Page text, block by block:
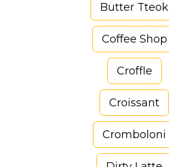
Butter Tteok
Coffee Shop
Croffle
Croissant
Cromboloni